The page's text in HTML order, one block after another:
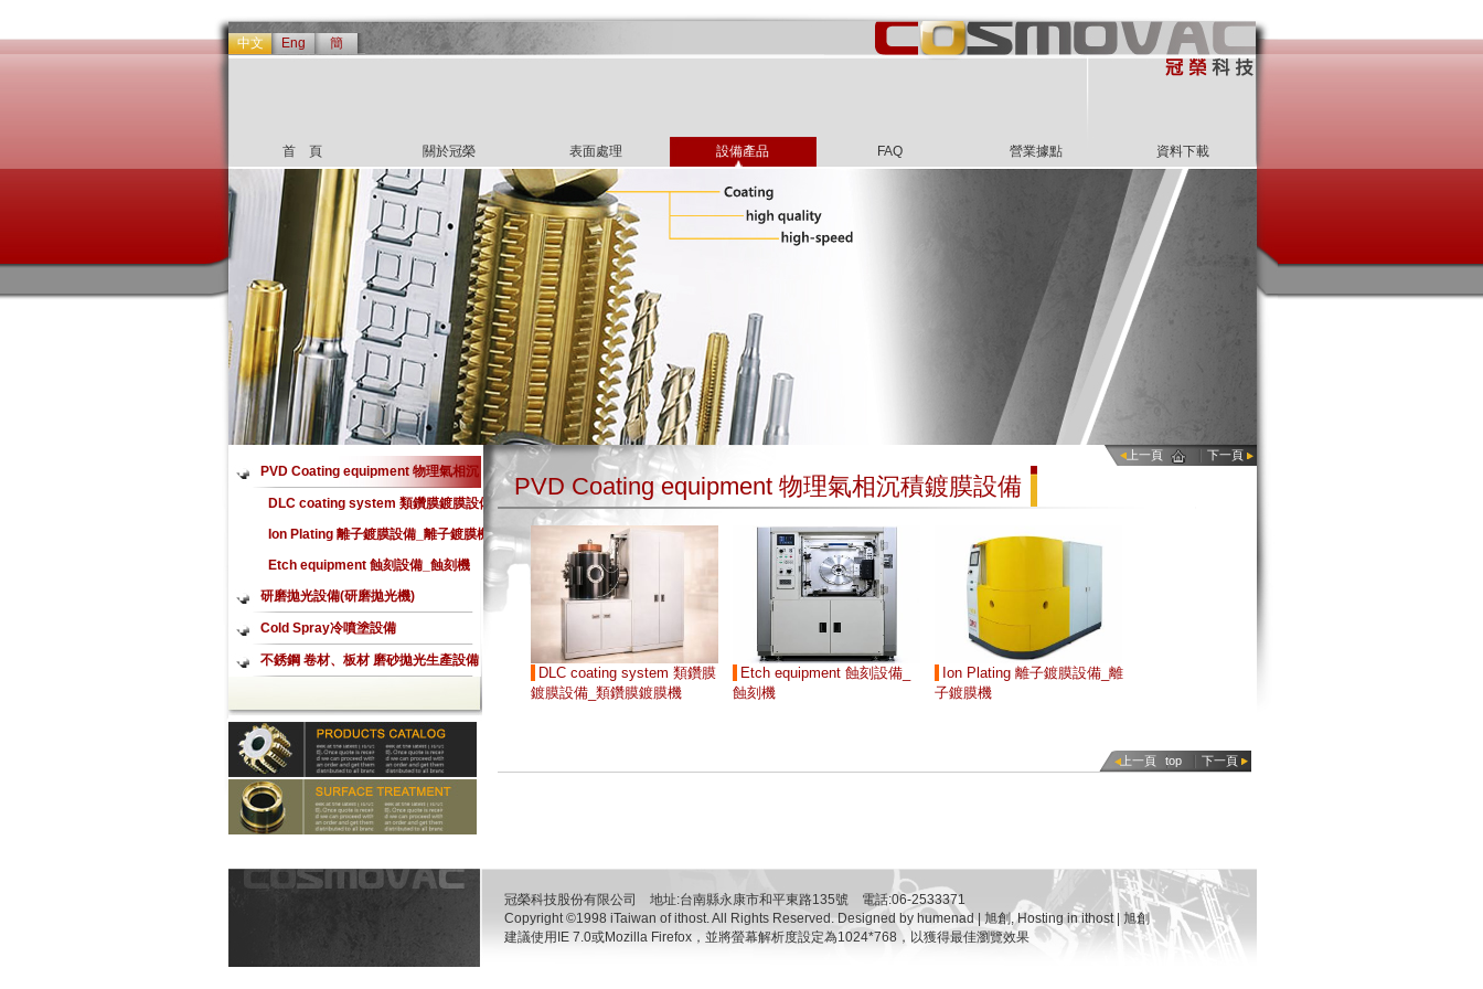
中文 Eng 簡
首 頁 關於冠榮 表面處理 設備產品 FAQ 營業據點 資料下載
PVD Coating equipment 物理氣相沉
積鍍膜設備
DLC coating system 類鑽膜鍍膜設備
_類鑽膜鍍膜機
Ion Plating 離子鍍膜設備_離子鍍膜機
Etch equipment 蝕刻設備_蝕刻機
研磨拋光設備(研磨拋光機)
Cold Spray冷噴塗設備
不銹鋼 卷材、板材 磨砂拋光生產設備
上一頁 下一頁
PVD Coating equipment 物理氣相沉積鍍膜設備
DLC coating system 類鑽膜
鍍膜設備_類鑽膜鍍膜機
Etch equipment 蝕刻設備_
蝕刻機
Ion Plating 離子鍍膜設備_離
子鍍膜機
上一頁 top 下一頁
冠榮科技股份有限公司 地址:台南縣永康市和平東路135號 電話:06-2533371
Copyright ©1998 iTaiwan of ithost. All Rights Reserved.Designed by humenad | 旭創 ,Hosting in ithost | 旭創
建議使用IE 7.0或Mozilla Firefox，並將螢幕解析度設定為1024*768，以獲得最佳瀏覽效果